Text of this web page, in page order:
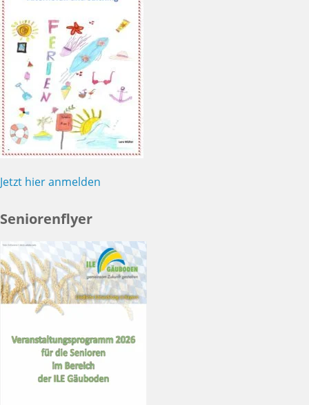
Jetzt hier anmelden
Seniorenflyer